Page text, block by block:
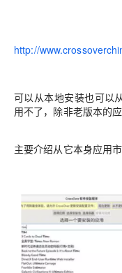
http://
可以从本地安装也可以
用不了，除非老版本的
主要介绍从它本身应用